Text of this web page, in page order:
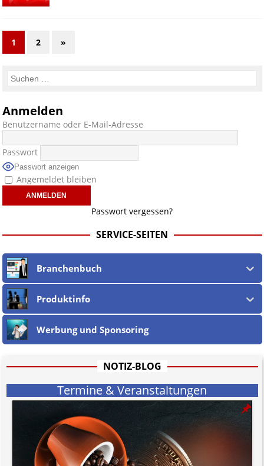
1 2 »
Anmelden
Benutzername oder E-Mail-Adresse
Passwort
Passwort anzeigen
Angemeldet bleiben
Passwort vergessen?
SERVICE-SEITEN
Branchenbuch
Produktinfo
Werbung und Sponsoring
NOTIZ-BLOG
Termine & Veranstaltungen